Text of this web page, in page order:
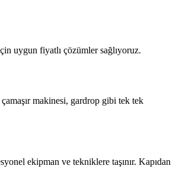
uygun fiyatlı çözümler sağlıyoruz.
makinesi, gardrop gibi tek tek
ekipman ve tekniklere taşınır. Kapıdan